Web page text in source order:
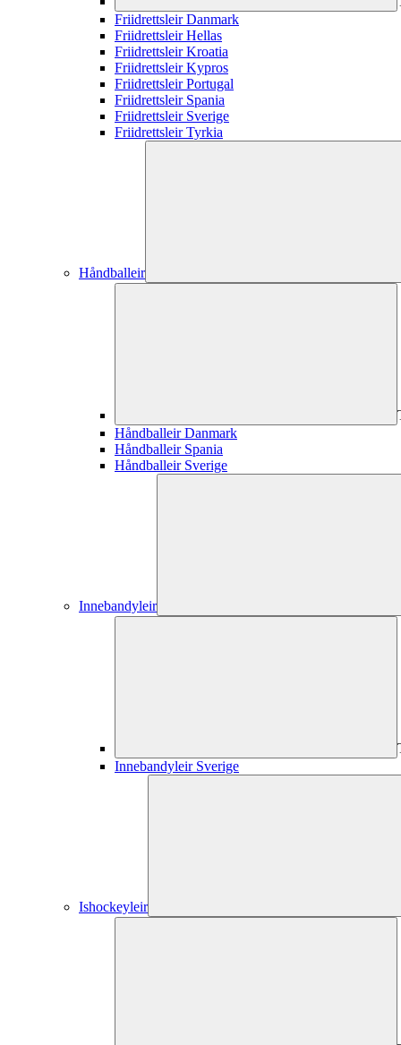
Friidrettsleir Danmark
Friidrettsleir Hellas
Friidrettsleir Kroatia
Friidrettsleir Kypros
Friidrettsleir Portugal
Friidrettsleir Spania
Friidrettsleir Sverige
Friidrettsleir Tyrkia
Håndballeir
Håndballeir Danmark
Håndballeir Spania
Håndballeir Sverige
Innebandyleir
Innebandyleir Sverige
Ishockeyleir